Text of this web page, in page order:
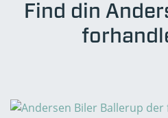
Find din